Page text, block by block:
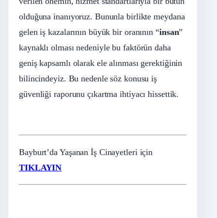
olduğuna inanıyoruz. Bununla birlikte meydana
gelen iş kazalarının büyük bir oranının “insan”
kaynaklı olması nedeniyle bu faktörün daha
geniş kapsamlı olarak ele alınması gerektiğinin
bilincindeyiz. Bu nedenle söz konusu iş
güvenliği raporunu çıkartma ihtiyacı hissettik.
Bayburt’da Yaşanan İş Cinayetleri için
TIKLAYIN